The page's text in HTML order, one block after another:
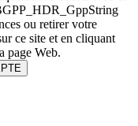
ou retirer votre
ce site et en cliquant
page Web.